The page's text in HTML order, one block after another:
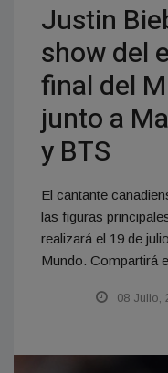
Justin
show del
final del
junto a
y BTS
El cantante
las figuras
realizará el 19 de
Mundo. Compartirá
08 Julio,